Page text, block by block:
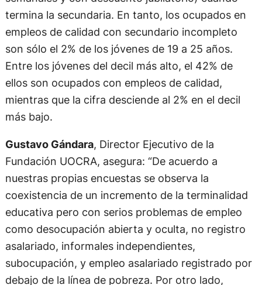
termina la secundaria. En tanto, los ocupados en
empleos de calidad con secundario incompleto
son sólo el 2% de los jóvenes de 19 a 25 años.
Entre los jóvenes del decil más alto, el 42% de
ellos son ocupados con empleos de calidad,
mientras que la cifra desciende al 2% en el decil
más bajo.
Gustavo Gándara, Director Ejecutivo de la
Fundación UOCRA, asegura: “De acuerdo a
nuestras propias encuestas se observa la
coexistencia de un incremento de la terminalidad
educativa pero con serios problemas de empleo
como desocupación abierta y oculta, no registro
asalariado, informales independientes,
subocupación, y empleo asalariado registrado por
debajo de la línea de pobreza. Por otro lado,